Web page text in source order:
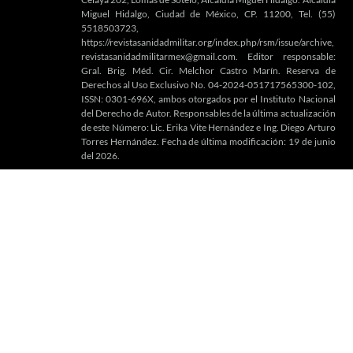
Miguel Hidalgo, Ciudad de México, CP. 11200, Tel. (55)
5518503723,
https://revistasanidadmilitar.org/index.php/rsm/issue/archive,
revistasanidadmilitarmex@gmail.com. Editor responsable:
Gral. Brig. Méd. Cir. Melchor Castro Marín. Reserva de
Derechos al Uso Exclusivo No. 04-2024-051717565300-102,
ISSN: 0301-696X, ambos otorgados por el Instituto Nacional
del Derecho de Autor. Responsables de la última actualización
de este Número: Lic. Erika Vite Hernández e Ing. Diego Arturo
Torres Hernández. Fecha de última modificación: 19 de junio
del 2026.